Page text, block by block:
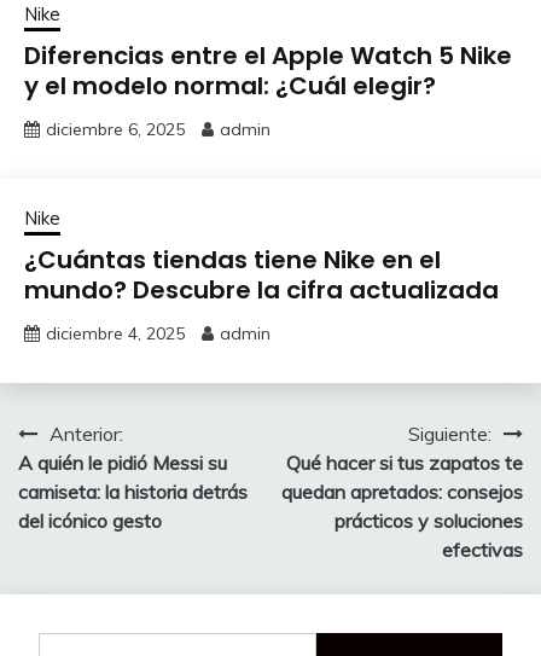
Nike
Diferencias entre el Apple Watch 5 Nike
y el modelo normal: ¿Cuál elegir?
diciembre 6, 2025 admin
Nike
¿Cuántas tiendas tiene Nike en el
mundo? Descubre la cifra actualizada
diciembre 4, 2025 admin
Navegación
de
entradas
Anterior:
A quién le pidió Messi su
camiseta: la historia detrás
del icónico gesto
Siguiente:
Qué hacer si tus zapatos te
quedan apretados: consejos
prácticos y soluciones
efectivas